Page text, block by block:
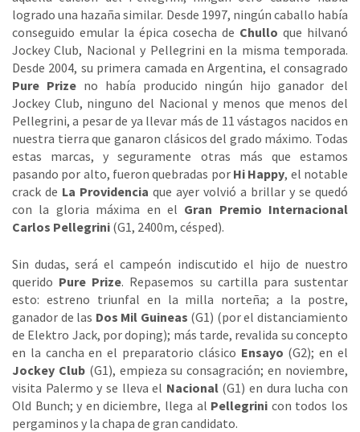
logrado una hazaña similar. Desde 1997, ningún caballo había
conseguido emular la épica cosecha de Chullo que hilvanó
Jockey Club, Nacional y Pellegrini en la misma temporada.
Desde 2004, su primera camada en Argentina, el consagrado
Pure Prizeno había producido ningún hijo ganador del
Jockey Club, ninguno del Nacional y menos que menos del
Pellegrini, a pesar de ya llevar más de 11 vástagos nacidos en
nuestra tierra que ganaron clásicos del grado máximo. Todas
estas marcas, y seguramente otras más que estamos
pasando por alto, fueron quebradas por Hi Happy, el notable
crack de La Providencia que ayer volvió a brillar y se quedó
con la gloria máxima en el Gran Premio Internacional
Carlos Pellegrini (G1, 2400m, césped).
Sin dudas, será el campeón indiscutido el hijo de nuestro
querido Pure Prize. Repasemos su cartilla para sustentar
esto: estreno triunfal en la milla norteña; a la postre,
ganador de las Dos Mil Guineas (G1) (por el distanciamiento
de Elektro Jack, por doping); más tarde, revalida su concepto
en la cancha en el preparatorio clásico Ensayo (G2); en el
Jockey Club(G1), empieza su consagración; en noviembre,
visita Palermo y se lleva el Nacional(G1) en dura lucha con
Old Bunch; y en diciembre, llega al Pellegrini con todos los
pergaminos y la chapa de gran candidato.